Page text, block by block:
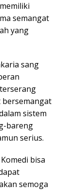
semangat
yang
sang
bersemangat
sistem
bareng
serius.
bisa
semoga